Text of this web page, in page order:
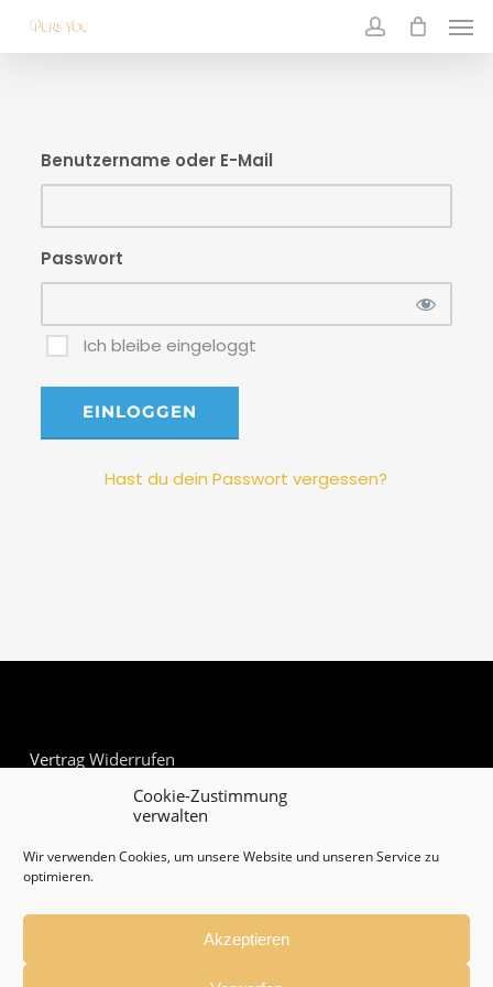
Cookie-Zustimmung
verwalten
Wir verwenden Cookies, um unsere Website und unseren Service zu
optimieren.
Akzeptieren
main
account
Benutzername oder E-Mail
Passwort
Ich bleibe eingeloggt
Hast du dein Passwort vergessen?
Vertrag Widerrufen